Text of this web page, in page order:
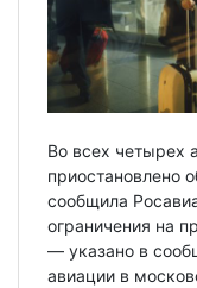
Во всех четырех
приостановлено
сообщила
ограничения на
— указано в
авиации в